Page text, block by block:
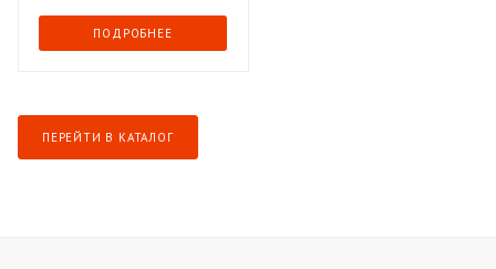
ПОДРОБНЕЕ
ПЕРЕЙТИ В КАТАЛОГ